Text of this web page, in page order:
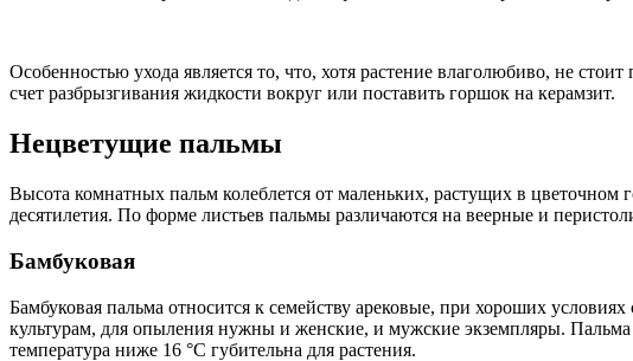
Особенностью ухода является то, что, хотя растение влаголюбиво, не
счет разбрызгивания жидкости вокруг или поставить горшок на керамзит.
Нецветущие пальмы
Высота комнатных пальм колеблется от маленьких, растущих в цветочном
десятилетия. По форме листьев пальмы различаются на веерные и
Бамбуковая
Бамбуковая пальма относится к семейству арековые, при хороших
культурам, для опыления нужны и женские, и мужские экземпляры.
температура ниже 16 °С губительна для растения.